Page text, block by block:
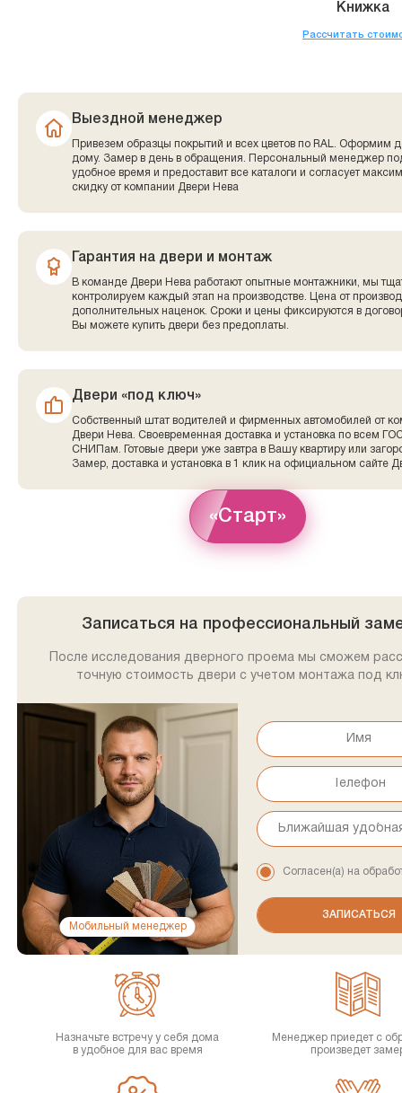
Книжка
Рассчитать
Выездной менеджер
Привезем образцы покрытий и всех цветов по RAL. Оформим
дому. Замер в день в обращения. Персональный менеджер
удобное время и предоставит все каталоги и согласует
скидку от компании Двери Нева
Гарантия на двери и монтаж
В команде Двери Нева работают опытные монтажники, мы
контролируем каждый этап на производстве. Цена от
дополнительных наценок. Сроки и цены фиксируются в
Вы можете купить двери без предоплаты.
Двери «под ключ»
Собственный штат водителей и фирменных автомобилей от
Двери Нева. Своевременная доставка и установка по всем
СНИПам. Готовые двери уже завтра в Вашу квартиру или
Замер, доставка и установка в 1 клик на официальном сайте
«Старт»
Записаться на профессиональный
После исследования дверного проема мы сможем
точную стоимость двери с учетом монтажа под
Мобильный менеджер
Согласен(а) на
Назначьте встречу у себя дома
в удобное для вас время
Менеджер приедет с
произведет